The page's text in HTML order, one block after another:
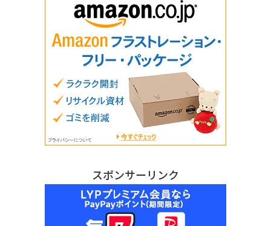
スポンサーリンク